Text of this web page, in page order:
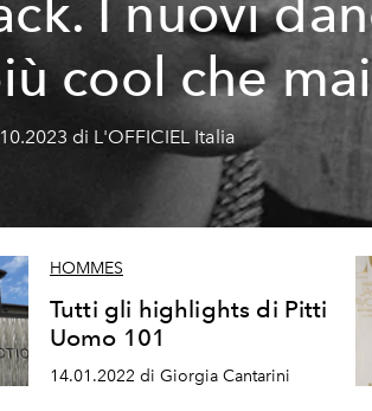
I nuovi
cool che mai
di L'OFFICIEL Italia
HOMMES
Tutti gli highlights di Pitti
Uomo 101
14.01.2022 di Giorgia Cantarini